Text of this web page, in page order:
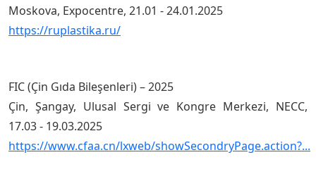
Moskova, Expocentre, 21.01 - 24.01.2025
https://ruplastika.ru/
FIC (Çin Gıda Bileşenleri) – 2025
Çin, Şangay, Ulusal Sergi ve Kongre Merkezi, NECC,
17.03 - 19.03.2025
https://www.cfaa.cn/lxweb/showSecondryPage.action?...